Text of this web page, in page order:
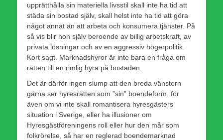
upprätthålla sin materiella livsstil skall inte ha tid att
städa sin bostad själv, skall helst inte ha tid att göra
något annat än att arbeta och konsumera tjänster. På
så vis blir hon själv beroende av billig arbetskraft, av
privata lösningar och av en aggressiv högerpolitik.
Kort sagt. Marknadshyror är inte bara en fråga om
rätten till en rimlig hyra på bostaden.
Det är därför ingen slump att den breda vänstern
gärna ser hyresrätten som ”sin” boendeform, för
även om vi inte skall romantisera hyresgästers
situation i Sverige, eller ha illusioner om
Hyresgästföreningens roll eller hur den mår som
folkrörelse, så har en reglerad boendemarknad